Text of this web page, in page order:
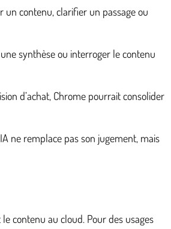
un contenu, clarifier un passage ou
synthèse ou interroger le contenu
d’achat, Chrome pourrait consolider
ne remplace pas son jugement, mais
contenu au cloud. Pour des usages